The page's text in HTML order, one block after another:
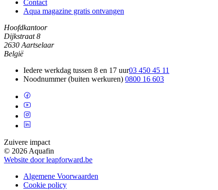
Contact
Aqua magazine gratis ontvangen
Hoofdkantoor
Dijkstraat 8
2630 Aartselaar
België
Iedere werkdag tussen 8 en 17 uur03 450 45 11
Noodnummer (buiten werkuren) 0800 16 603
Zuivere impact
© 2026 Aquafin
Website door leapforward.be
Algemene Voorwaarden
Cookie policy